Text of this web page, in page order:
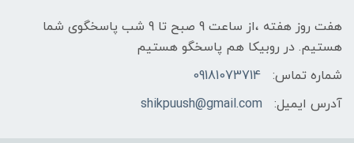
هفت روز هفته ،از ساعت 9 صبح تا 9 شب پاسخگوی شما
هستیم. در روبیکا هم پاسخگو هستیم
شماره تماس:
09181073714
آدرس ایمیل:
shikpuush@gmail.com